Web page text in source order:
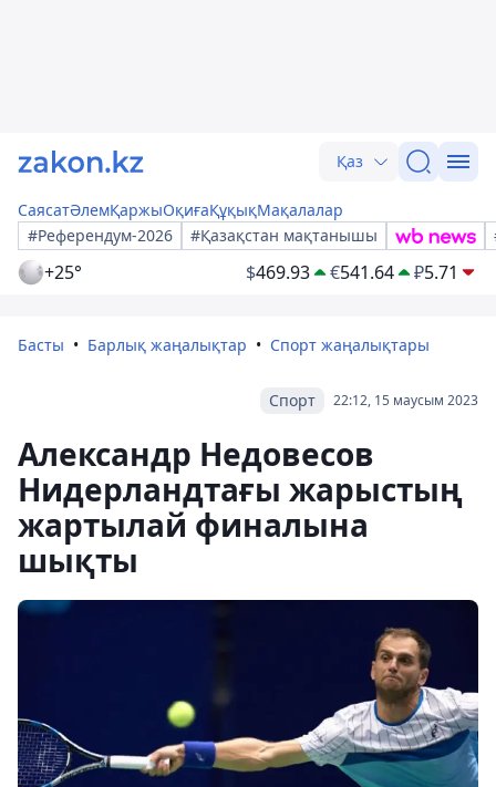
Қаз
СаясатӘлемҚаржыОқиғаҚұқықМақалалар
#Референдум-2026
#Қазақстан мақтанышы
+25° $469.93 €541.64 ₽5.71
Басты Барлық жаңалықтар Спорт жаңалықтары
22:12, 15 маусым 2023
Спорт
Александр Недовесов
Нидерландтағы жарыстың
жартылай финалына
шықты